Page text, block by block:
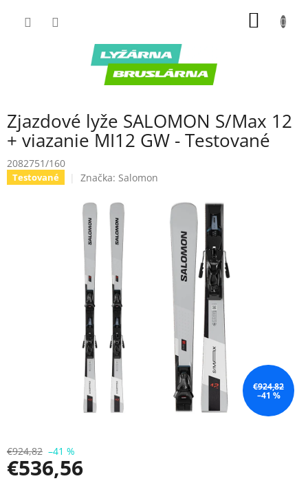
Zjazdové lyže SALOMON S/Max 12
+ viazanie MI12 GW - Testované
2082751/160
Testované Značka: Salomon
€924,82
–41 %
€924,82 –41 %
€536,56